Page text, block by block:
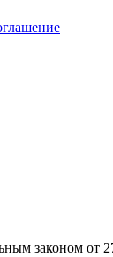
законом